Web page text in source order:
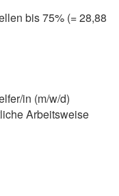
bis 75% (= 28,88
in (m/w/d)
Arbeitsweise